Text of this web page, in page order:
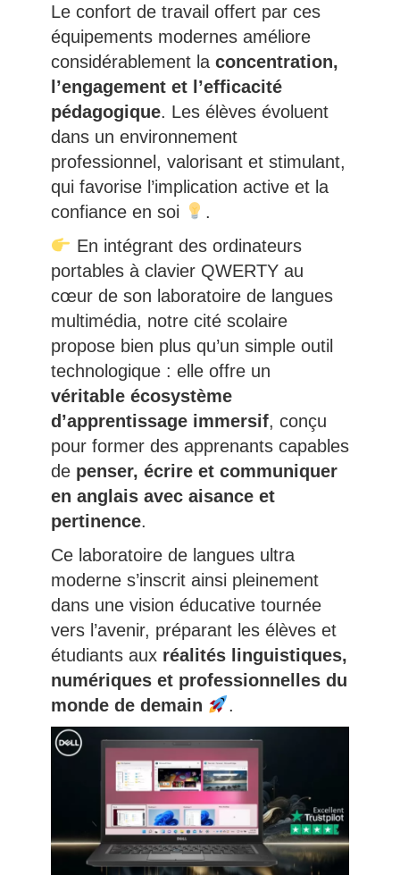
Le confort de travail offert par ces
équipements modernes améliore
considérablement la concentration,
l’engagement et l’efficacité
pédagogique. Les élèves évoluent
dans un environnement
professionnel, valorisant et stimulant,
qui favorise l’implication active et la
confiance en soi
.
En intégrant des ordinateurs
portables à clavier QWERTY au
cœur de son laboratoire de langues
multimédia, notre cité scolaire
propose bien plus qu’un simple outil
technologique : elle offre un
véritable écosystème
d’apprentissage immersif, conçu
pour former des apprenants capables
de penser, écrire et communiquer
en anglais avec aisance et
pertinence.
Ce laboratoire de langues ultra
moderne s’inscrit ainsi pleinement
dans une vision éducative tournée
vers l’avenir, préparant les élèves et
étudiants aux réalités linguistiques,
numériques et professionnelles du
monde de demain
.